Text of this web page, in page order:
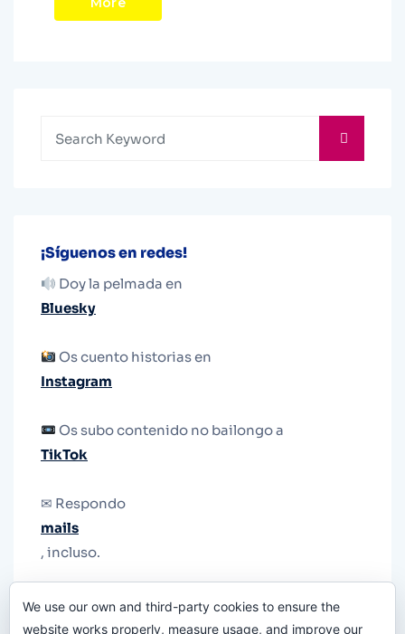
¡Síguenos en redes!
Doy la pelmada en
Bluesky
Os cuento historias en
Instagram
Os subo contenido no bailongo a
TikTok
✉ Respondo
mails
, incluso.
le quiten el teléfono.
We use our own and third-party cookies to ensure the
website works properly, measure usage, and improve our